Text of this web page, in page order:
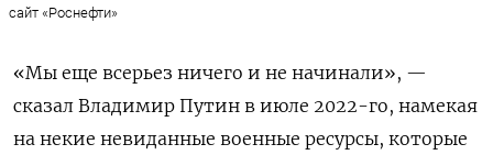
сайт «Роснефти»
«Мы еще всерьез ничего и не начинали», —
сказал Владимир Путин в июле 2022-го, намекая
на некие невиданные военные ресурсы, которые